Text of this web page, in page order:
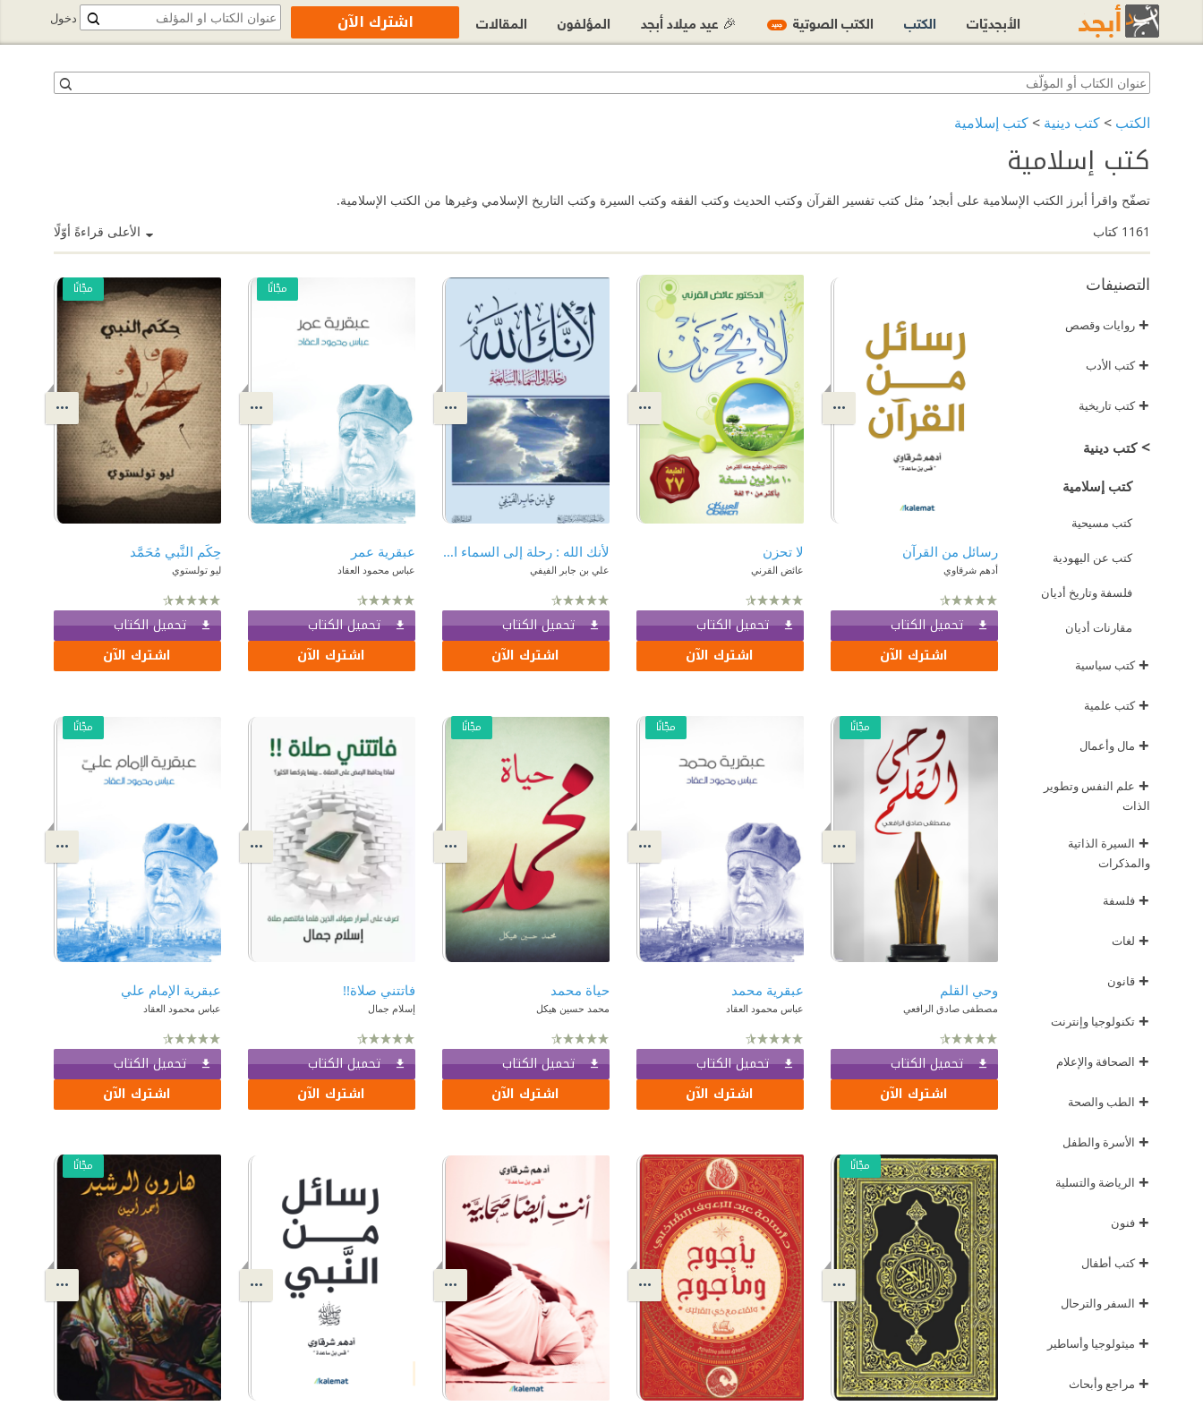
الكتب >كتب دينية >كتب إسلامية
كتب إسلامية
تصفّح واقرأ أبرز الكتب الإسلامية على أبجد٬ مثل كتب تفسير القرآن وكتب الحديث وكتب الفقه وكتب السيرة وكتب التاريخ الإسلامي وغيرها من الكتب الإسلامية.
الأعلى قراءةً أوّلًا
1161 كتاب
التصنيفات
+ روايات وقصص
+كتب الأدب
+كتب تاريخية
>كتب دينية
كتب إسلامية
كتب مسيحية
كتب عن اليهودية
فلسفة وتاريخ أديان
مقارنات أديان
+كتب سياسية
+كتب علمية
+ مال وأعمال
+ علم النفس وتطوير
الذات
+ السيرة الذاتية
والمذكرات
+ فلسفة
+ لغات
+ قانون
+ تكنولوجيا وإنترنت
+ الصحافة والإعلام
+ الطب والصحة
+ الأسرة والطفل
+ الرياضة والتسلية
+ فنون
+كتب أطفال
+ السفر والترحال
+ ميثولوجيا وأساطير
+ مراجع وأبحاث
رسائل من القرآن
أدهم شرقاوي
تحميل الكتاب
اشترك الآن
لا تحزن
عائض القرني
تحميل الكتاب
اشترك الآن
لأنك الله : رحلة إلى السماء السابعة
علي بن جابر الفيفي
تحميل الكتاب
اشترك الآن
عبقرية عمر
عباس محمود العقاد
تحميل الكتاب
مجّانًا
اشترك الآن
حِكَم النَّبي مُحَمَّد
ليو تولستوي
تحميل الكتاب
مجّانًا
اشترك الآن
وحي القلم
مصطفى صادق الرافعي
تحميل الكتاب
مجّانًا
اشترك الآن
عبقرية محمد
عباس محمود العقاد
تحميل الكتاب
مجّانًا
اشترك الآن
حياة محمد
محمد حسين هيكل
تحميل الكتاب
مجّانًا
اشترك الآن
فاتتني صلاة!!
إسلام جمال
تحميل الكتاب
اشترك الآن
عبقرية الإمام علي
عباس محمود العقاد
تحميل الكتاب
مجّانًا
اشترك الآن
مجّانًا مجّانًا
دخول الأبجديّات الكتب الكتب الصوتية جديد 🎉 عيد ميلاد أبجد المؤلفون المقالات اشترك الآن